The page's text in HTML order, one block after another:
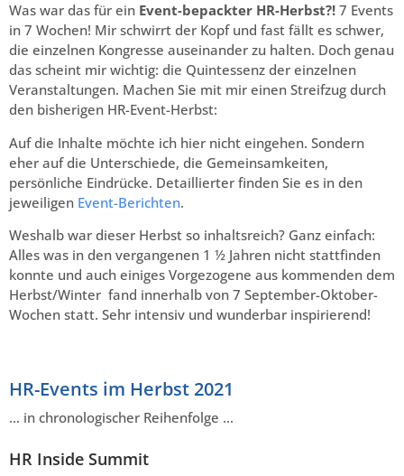
Was war das für ein Event-bepackter HR-Herbst?! 7 Events
in 7 Wochen! Mir schwirrt der Kopf und fast fällt es schwer,
die einzelnen Kongresse auseinander zu halten. Doch genau
das scheint mir wichtig: die Quintessenz der einzelnen
Veranstaltungen. Machen Sie mit mir einen Streifzug durch
den bisherigen HR-Event-Herbst:
Auf die Inhalte möchte ich hier nicht eingehen. Sondern
eher auf die Unterschiede, die Gemeinsamkeiten,
persönliche Eindrücke. Detaillierter finden Sie es in den
jeweiligen Event-Berichten.
Weshalb war dieser Herbst so inhaltsreich? Ganz einfach:
Alles was in den vergangenen 1 ½ Jahren nicht stattfinden
konnte und auch einiges Vorgezogene aus kommenden dem
Herbst/Winter fand innerhalb von 7 September-Oktober-
Wochen statt. Sehr intensiv und wunderbar inspirierend!
HR-Events im Herbst 2021
… in chronologischer Reihenfolge …
HR Inside Summit